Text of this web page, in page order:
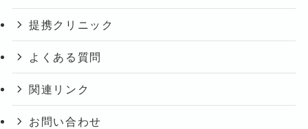
提携クリニック
よくある質問
関連リンク
お問い合わせ